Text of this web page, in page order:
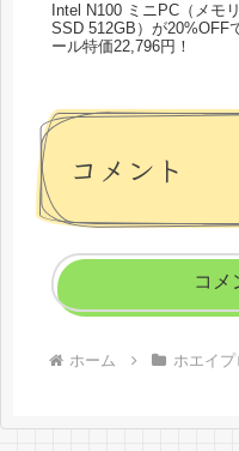
Intel N100 ミニPC（メモ
SSD 512GB）が20%OFF
ール特価22,796円！
コメント
コメ
ホーム ホエイ